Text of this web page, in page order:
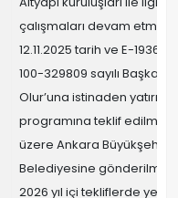
çalışmaları devam
12.11.2025 tarih ve E-
100-329809 sayılı Başkanlık
Olur’una istinaden yatırım
programına teklif edilmek
üzere Ankara Büyükşehir
Belediyesine
2026 yıl içi tekliflerde yer